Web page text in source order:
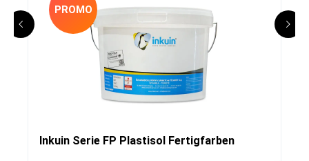
PROMO
Inkuin Serie FP Plastisol Fertigfarben